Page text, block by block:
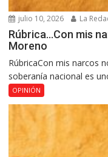
julio 10, 2026 La
Rúbrica…Con mis
Moreno
RúbricaCon mis narcos
soberanía nacional es
OPINIÓN